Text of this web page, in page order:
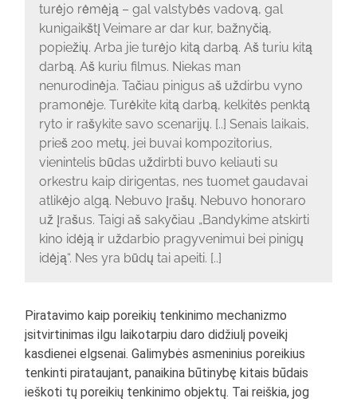
turėjo rėmėją – gal valstybės vadovą, gal
kunigaikštį Veimare ar dar kur, bažnyčią,
popiežių. Arba jie turėjo kitą darbą. Aš turiu kitą
darbą. Aš kuriu filmus. Niekas man
nenurodinėja. Tačiau pinigus aš uždirbu vyno
pramonėje. Turėkite kitą darbą, kelkitės penktą
ryto ir rašykite savo scenarijų. [..] Senais laikais,
prieš 200 metų, jei buvai kompozitorius,
vienintelis būdas uždirbti buvo keliauti su
orkestru kaip dirigentas, nes tuomet gaudavai
atlikėjo algą. Nebuvo įrašų. Nebuvo honoraro
už įrašus. Taigi aš sakyčiau „Bandykime atskirti
kino idėją ir uždarbio pragyvenimui bei pinigų
idėją“. Nes yra būdų tai apeiti. [..]
Piratavimo kaip poreikių tenkinimo mechanizmo
įsitvirtinimas ilgu laikotarpiu daro didžiulį poveikį
kasdienei elgsenai. Galimybės asmeninius poreikius
tenkinti pirataujant, panaikina būtinybę kitais būdais
ieškoti tų poreikių tenkinimo objektų. Tai reiškia, jog